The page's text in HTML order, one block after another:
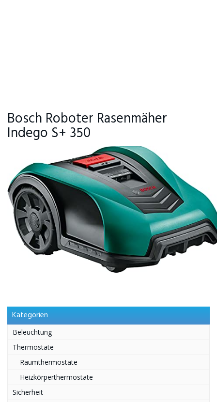
Bosch Roboter Rasenmäher
Indego S+ 350
Kategorien
Beleuchtung
Thermostate
Raumthermostate
Heizkörperthermostate
Sicherheit